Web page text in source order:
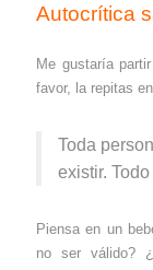
Autocrítica
Me gustaría
favor, la repitas
Toda
existir.
Piensa en un
no ser válido?